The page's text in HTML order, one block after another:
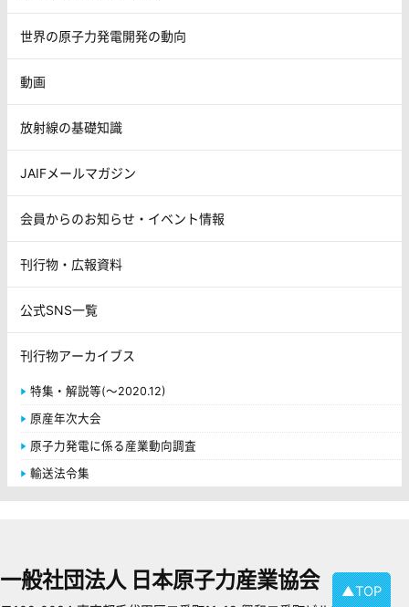
世界の原子力発電開発の動向
動画
放射線の基礎知識
JAIFメールマガジン
会員からのお知らせ・イベント情報
刊行物・広報資料
公式SNS一覧
刊行物アーカイブス
特集・解説等(～2020.12)
原産年次大会
原子力発電に係る産業動向調査
輸送法令集
▲TOP
一般社団法人 日本原子力産業協会